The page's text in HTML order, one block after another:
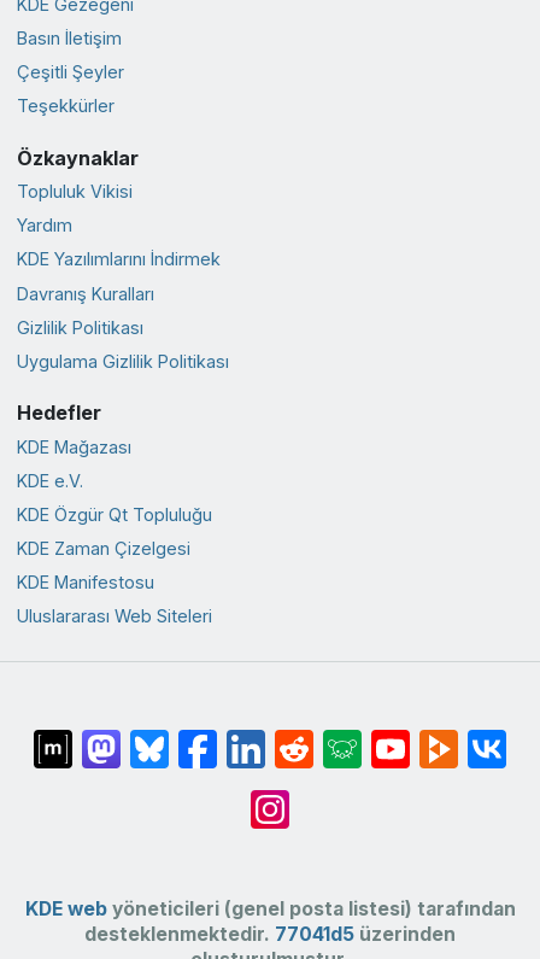
Basın İletişim
Çeşitli Şeyler
Teşekkürler
Özkaynaklar
Topluluk Vikisi
Yardım
KDE Yazılımlarını İndirmek
Davranış Kuralları
Gizlilik Politikası
Uygulama Gizlilik Politikası
Hedefler
KDE Mağazası
KDE e.V.
KDE Özgür Qt Topluluğu
KDE Zaman Çizelgesi
KDE Manifestosu
Uluslararası Web Siteleri
KDE webyöneticileri (genel posta listesi) tarafından
desteklenmektedir. 77041d5 üzerinden